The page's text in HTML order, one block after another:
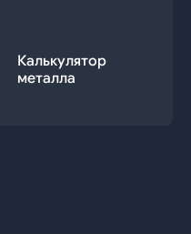
Калькулятор
металла